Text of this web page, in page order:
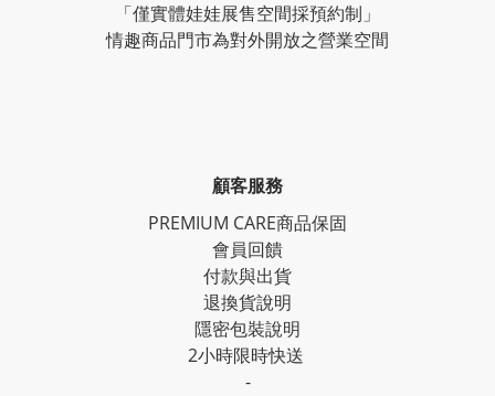
「僅實體娃娃展售空間採預約制」
情趣商品門市為對外開放之營業空間
顧客服務
PREMIUM CARE商品保固
會員回饋
付款與出貨
退換貨說明
隱密包裝說明
2小時限時快送
-